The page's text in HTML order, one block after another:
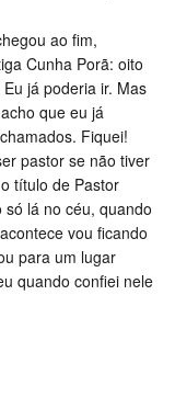
ao fim,
Cunha Porã: oito
já poderia ir. Mas
que eu já
Fiquei!
pastor se não tiver
título de Pastor
lá no céu, quando
vou ficando
para um lugar
quando confiei nele